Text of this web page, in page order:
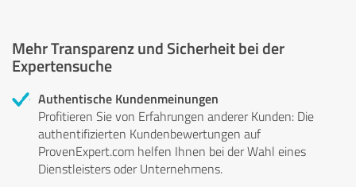
Mehr Transparenz und Sicherheit bei der
Expertensuche
Authentische Kundenmeinungen
Profitieren Sie von Erfahrungen anderer Kunden: Die
authentifizierten Kundenbewertungen auf
ProvenExpert.com helfen Ihnen bei der Wahl eines
Dienstleisters oder Unternehmens.